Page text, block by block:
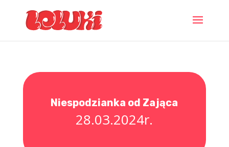
Niespodzianka od Zająca
28.03.2024r.